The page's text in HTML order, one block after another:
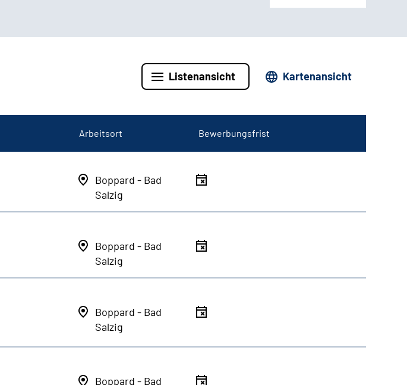
Listenansicht Kartenansicht
Arbeitsort Bewerbungsfrist
Boppard - Bad
Salzig
Boppard - Bad
Salzig
Boppard - Bad
Salzig
Boppard - Bad